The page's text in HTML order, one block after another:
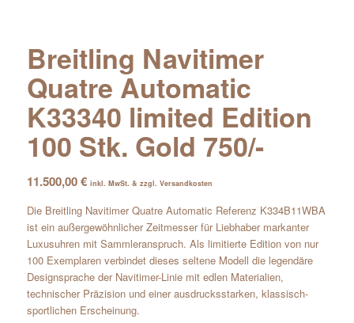
Breitling Navitimer
Quatre Automatic
K33340 limited Edition
100 Stk. Gold 750/-
11.500,00€ inkl. MwSt. & zzgl. Versandkosten
Die Breitling Navitimer Quatre Automatic Referenz K334B11WBA
ist ein außergewöhnlicher Zeitmesser für Liebhaber markanter
Luxusuhren mit Sammleranspruch. Als limitierte Edition von nur
100 Exemplaren verbindet dieses seltene Modell die legendäre
Designsprache der Navitimer-Linie mit edlen Materialien,
technischer Präzision und einer ausdrucksstarken, klassisch-
sportlichen Erscheinung.